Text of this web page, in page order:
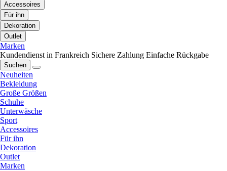
Accessoires
Für ihn
Dekoration
Outlet
Marken
Kundendienst in Frankreich Sichere Zahlung Einfache Rückgabe
Suchen
Neuheiten
Bekleidung
Große Größen
Schuhe
Unterwäsche
Sport
Accessoires
Für ihn
Dekoration
Outlet
Marken